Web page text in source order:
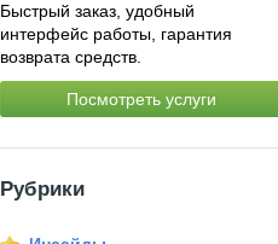
Быстрый заказ, удобный
интерфейс работы, гарантия
возврата средств.
Посмотреть услуги
Рубрики